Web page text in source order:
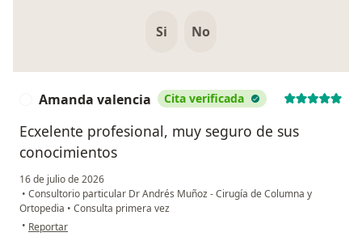
Si No
Amanda valencia Cita verificada
Ecxelente profesional, muy seguro de sus
conocimientos
16 de julio de 2026
• Consultorio particular Dr Andrés Muñoz - Cirugía de Columna y
Ortopedia • Consulta primera vez
• en opinión del usuario Amanda valencia
Reportar